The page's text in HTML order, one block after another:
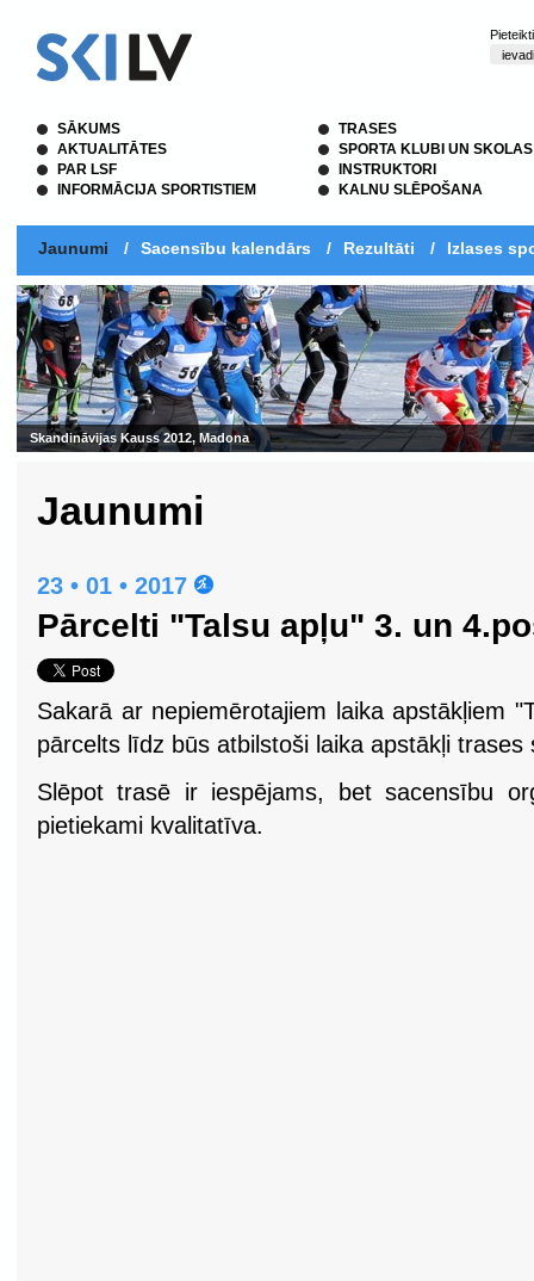
SĀKUMS
AKTUALITĀTES
PAR LSF
INFORMĀCIJA SPORTISTIEM
TRASES
SPORTA KLUBI UN SKOLAS
INSTRUKTORI
KALNU SLĒPOŠANA
Jaunumi / Sacensību kalendārs / Rezultāti / Izlases
Skandināvijas Kauss 2012, Madona
Jaunumi
23 • 01 • 2017
Pārcelti "Talsu apļu" 3. un
Sakarā ar nepiemērotajiem laika apstākļiem
pārcelts līdz būs atbilstoši laika apstākļi
Slēpot trasē ir iespējams, bet sacensību
pietiekami kvalitatīva.